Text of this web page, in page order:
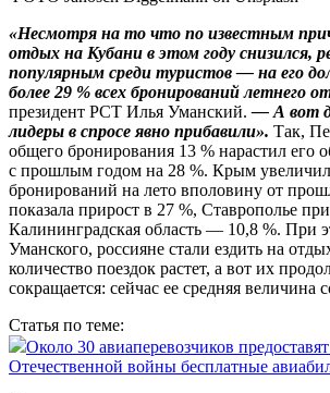
«Несмотря на то что по известным
отдых на Кубани в этом году снизился,
популярным среди туристов — на его
более 29 % всех бронирований летнего
президент РСТ Илья Уманский.— А вот
лидеры в спросе явно прибавили». Так,
общего бронирования 13 % нарастил его
с прошлым годом на 28 %. Крым
бронирований на лето вполовину от
показала прирост в 27 %, Ставрополье
Калининградская область — 10,8 %. При
Уманского, россияне стали ездить на
количество поездок растет, а вот их
сокращается: сейчас ее средняя величина
Статья по теме:
Около 30 авиаперевозчиков
Отечественной войны бесплатные